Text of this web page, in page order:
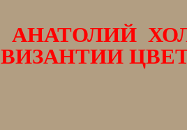
АНАТОЛИЙ
ВИЗАНТИИ